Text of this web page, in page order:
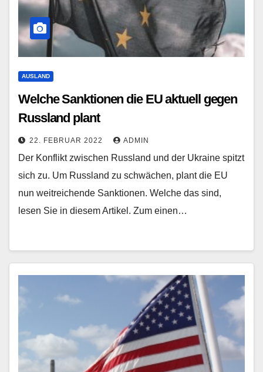
AUSLAND
Welche Sanktionen die EU aktuell gegen
Russland plant
22. FEBRUAR 2022 ADMIN
Der Konflikt zwischen Russland und der Ukraine spitzt
sich zu. Um Russland zu schwächen, plant die EU
nun weitreichende Sanktionen. Welche das sind,
lesen Sie in diesem Artikel. Zum einen…